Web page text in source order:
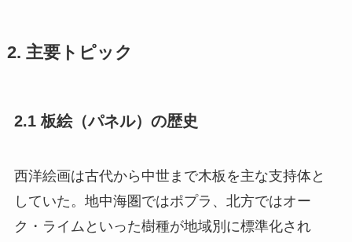
2. 主要トピック
2.1 板絵（パネル）の歴史
西洋絵画は古代から中世まで木板を主な支持体と
していた。地中海圏ではポプラ、北方ではオー
ク・ライムといった樹種が地域別に標準化され